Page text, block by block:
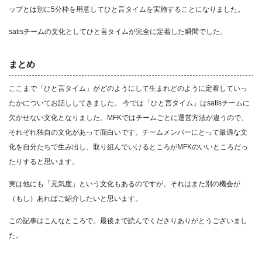
ップとは別に5分枠を用意してひと言タイムを実施することになりました。
satisチームの文化としてひと言タイムが完全に定着した瞬間でした。
まとめ
ここまで「ひと言タイム」がどのようにして生まれどのように定着していっ
たかについてお話ししてきました。 今では「ひと言タイム」はsatisチームに
欠かせない文化となりました。MFKではチームごとに運営方法が違うので、
それぞれ独自の文化があって面白いです。チームメンバーにとって最適な文
化を自分たちで生み出し、取り組んでいけるところがMFKのいいところだっ
たりすると思います。
実は他にも「元気度」という文化もあるのですが、それはまた別の機会が
（もし）あればご紹介したいと思います。
この記事はこんなところで。最後まで読んでくださりありがとうございまし
た。